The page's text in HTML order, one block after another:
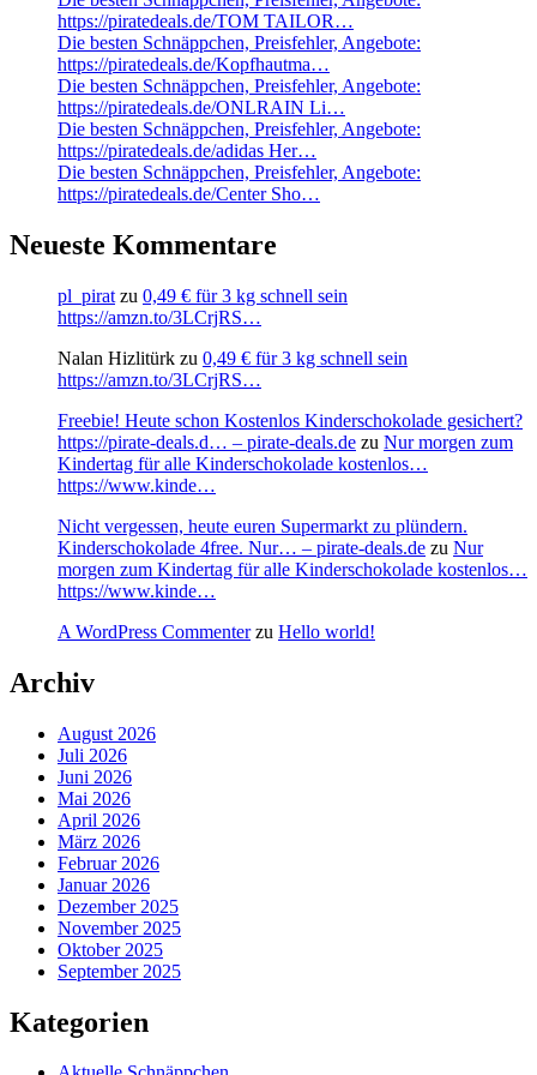
https://piratedeals.de/TOM TAILOR…
Die besten Schnäppchen, Preisfehler, Angebote:
https://piratedeals.de/Kopfhautma…
Die besten Schnäppchen, Preisfehler, Angebote:
https://piratedeals.de/ONLRAIN Li…
Die besten Schnäppchen, Preisfehler, Angebote:
https://piratedeals.de/adidas Her…
Die besten Schnäppchen, Preisfehler, Angebote:
https://piratedeals.de/Center Sho…
Neueste Kommentare
pl_pirat zu 0,49 € für 3 kg schnell sein
https://amzn.to/3LCrjRS…
Nalan Hizlitürk zu 0,49 € für 3 kg schnell sein
https://amzn.to/3LCrjRS…
Freebie! Heute schon Kostenlos Kinderschokolade gesichert?
https://pirate-deals.d… – pirate-deals.de zu Nur morgen zum
Kindertag für alle Kinderschokolade kostenlos…
https://www.kinde…
Nicht vergessen, heute euren Supermarkt zu plündern.
Kinderschokolade 4free. Nur… – pirate-deals.de zu Nur
morgen zum Kindertag für alle Kinderschokolade kostenlos…
https://www.kinde…
A WordPress Commenterzu Hello world!
Archiv
August 2026
Juli 2026
Juni 2026
Mai 2026
April 2026
März 2026
Februar 2026
Januar 2026
Dezember 2025
November 2025
Oktober 2025
September 2025
Kategorien